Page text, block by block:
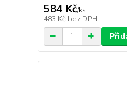
584 Kč/ks
483 Kč bez DPH